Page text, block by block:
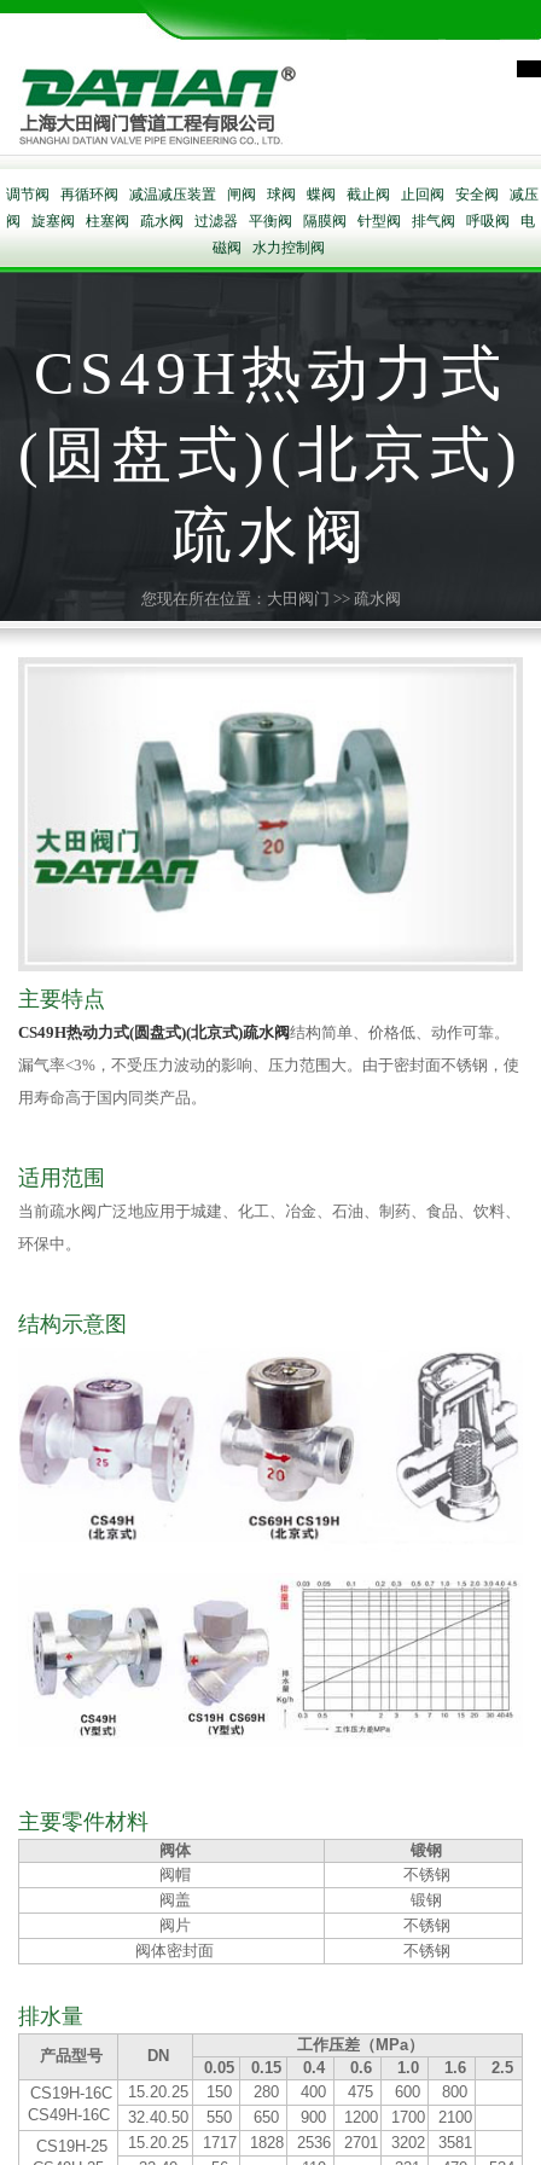
调节阀 再循环阀 减温减压装置 闸阀 球阀 蝶阀 截止阀 止回阀 安全阀
减压
阀
旋塞阀 柱塞阀 疏水阀 过滤器 平衡阀 隔膜阀 针型阀 排气阀 呼吸阀
电
磁阀
水力控制阀
CS49H热动力式
(圆盘式)(北京式)
疏水阀
您现在所在位置： 大田阀门 >> 疏水阀
主要特点
CS49H热动力式(圆盘式)(北京式)疏水阀结构简单、价格低、动作可靠。
漏气率<3%，不受压力波动的影响、压力范围大。由于密封面不锈钢，使
用寿命高于国内同类产品。
适用范围
当前疏水阀广泛地应用于城建、化工、冶金、石油、制药、食品、饮料、
环保中。
结构示意图
主要零件材料
阀体
锻钢
阀帽
不锈钢
阀盖
锻钢
阀片
不锈钢
阀体密封面
不锈钢
排水量
产品型号 DN
工作压差（MPa）
0.05
0.15 0.4 0.6 1.0 1.6
2.5
CS19H-16C
CS49H-16C
15.20.25 150 280 400 475 600
800
32.40.50
550 650 900 1200 1700
2100
CS19H-25
15.20.25 1717 1828 2536 2701 3202
3581